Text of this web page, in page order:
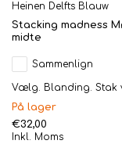
Heinen Delfts Blauw
Stacking madness
midte
Sammenlign
Vælg. Blanding. Stak
På lager
€32,00
Inkl. Moms